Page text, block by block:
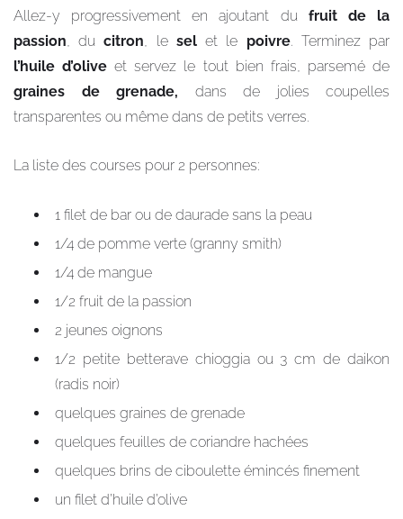
Allez-y progressivement en ajoutant du fruit de la
passion , ducitron , le selet le poivre. Terminez par
l’huile d’olive et servez le tout bien frais, parsemé de
graines de grenade, dans de jolies coupelles
transparentes ou même dans de petits verres.
La liste des courses pour 2 personnes:
1 filet de bar ou de daurade sans la peau
1/4 de pomme verte (granny smith)
1/4 de mangue
1/2 fruit de la passion
2 jeunes oignons
1/2 petite betterave chioggia ou 3 cm de daikon
(radis noir)
quelques graines de grenade
quelques feuilles de coriandre hachées
quelques brins de ciboulette émincés finement
un filet d’huile d’olive